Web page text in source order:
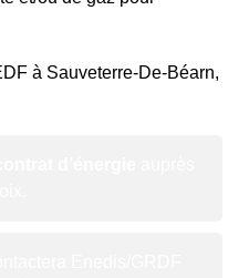
à Sauveterre-De-Béarn,